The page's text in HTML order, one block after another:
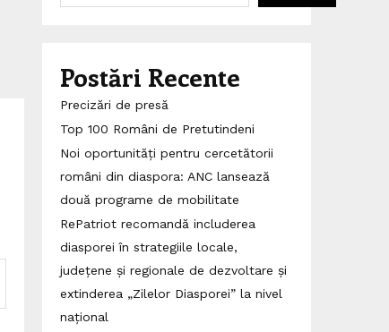
Postări Recente
Precizări de presă
Top 100 Români de Pretutindeni
Noi oportunități pentru cercetătorii
români din diaspora: ANC lansează
două programe de mobilitate
RePatriot recomandă includerea
diasporei în strategiile locale,
județene și regionale de dezvoltare și
extinderea „Zilelor Diasporei” la nivel
național